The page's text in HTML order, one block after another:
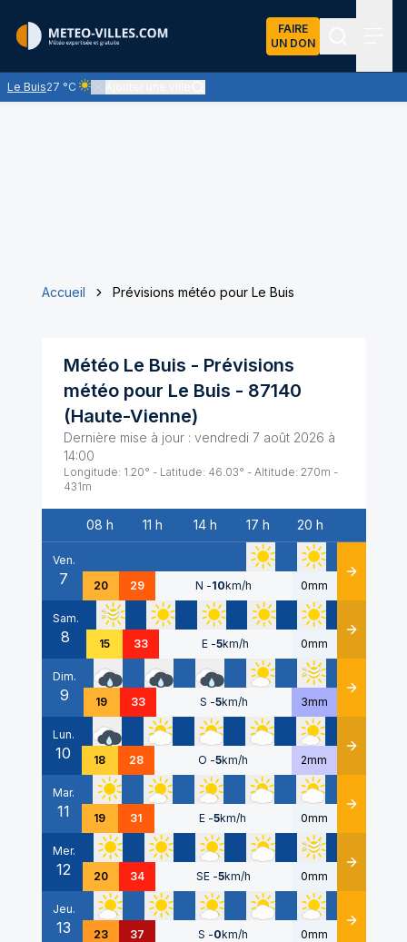
FAIRE
UN DON
Le Buis27 °C
Ciel clair - quasiment pas de nuages et un soleil omniprésent
Accueil Prévisions météo pour Le Buis
Météo Le Buis - Prévisions
météo pour Le Buis - 87140
(Haute-Vienne)
Dernière mise à jour : vendredi 7 août 2026 à
14:00
Longitude: 1.20° - Latitude: 46.03° - Altitude: 270m -
431m
Date
08 h 11 h 14 h 17 h 20 h
Ven.
7 20 29 N -10km/h 0mm Détails
Sam.
8 15 33 E -5km/h 0mm Détails
Dim.
9 19 33 S -5km/h 3mm Détails
Lun.
10 18 28 O -5km/h 2mm Détails
Mar.
11 19 31 E -5km/h 0mm Détails
Mer.
12 20 34 SE -5km/h 0mm Détails
Jeu.
13 23 37 S -0km/h 0mm Détails